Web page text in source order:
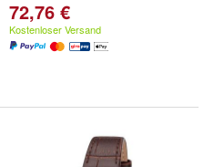
72,76 €
Kostenloser Versand